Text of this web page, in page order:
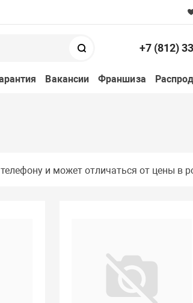
+7 (812)
Вакансии Франшиза
и может отличаться от цены в